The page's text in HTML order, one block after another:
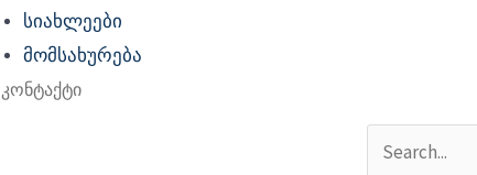
სიახლეები
მომსახურება
კონტაქტი
Search